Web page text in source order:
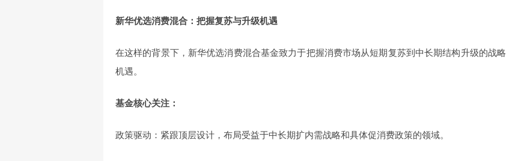
新华优选消费混合：把握复苏与升级机遇
在这样的背景下，新华优选消费混合基金致力于把握消费市场从短期复苏到中长期结构升级的战略
机遇。
基金核心关注：
政策驱动：紧跟顶层设计，布局受益于中长期扩内需战略和具体促消费政策的领域。